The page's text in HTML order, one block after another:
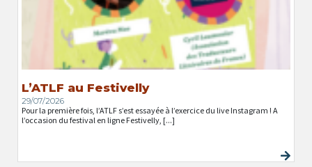
L’ATLF au Festivelly
29/07/2026
Pour la première fois, l’ATLF s’est essayée à l’exercice du live Instagram ! A
l’occasion du festival en ligne Festivelly, [...]